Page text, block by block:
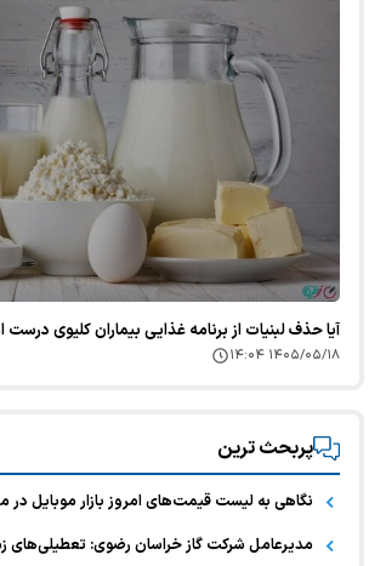
آیا حذف لبنیات از برنامه غذایی بیماران کلیوی
۱۴۰۵/۰۵/۱۸ ۱۴:۰۴
پربحث ترین
نگاهی به لیست قیمت‌های امروز بازار موبایل در
مدیرعامل شرکت گاز خراسان رضوی: تعطیلی‌های